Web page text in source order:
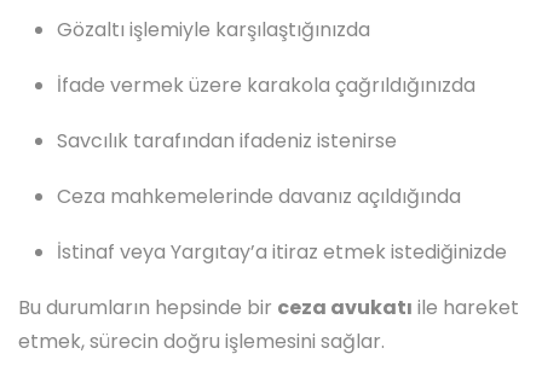
Gözaltı işlemiyle karşılaştığınızda
İfade vermek üzere karakola çağrıldığınızda
Savcılık tarafından ifadeniz istenirse
Ceza mahkemelerinde davanız açıldığında
İstinaf veya Yargıtay’a itiraz etmek istediğinizde
Bu durumların hepsinde bir ceza avukatı ile hareket
etmek, sürecin doğru işlemesini sağlar.